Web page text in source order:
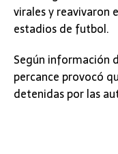
virales y reavivaron
estadios de futbol.
Según información
percance provocó
detenidas por las